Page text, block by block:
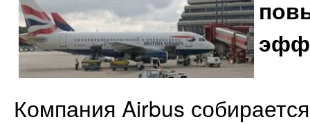
Компания Airbus